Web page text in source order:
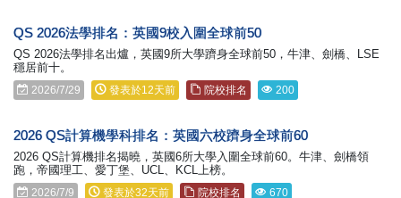
QS 2026法學排名：英國9校入圍全球前50
QS 2026法學排名出爐，英國9所大學躋身全球前50，牛津、劍橋、LSE
穩居前十。
2026/7/29 發表於12天前 院校排名 200
2026 QS計算機學科排名：英國六校躋身全球前60
2026 QS計算機排名揭曉，英國6所大學入圍全球前60。牛津、劍橋領
跑，帝國理工、愛丁堡、UCL、KCL上榜。
2026/7/9 發表於32天前 院校排名 670